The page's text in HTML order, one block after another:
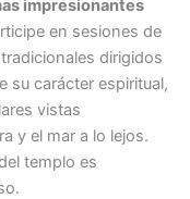
impresionantes
en sesiones de
dirigidos
su carácter espiritual,
vistas
y el mar a lo lejos.
templo es